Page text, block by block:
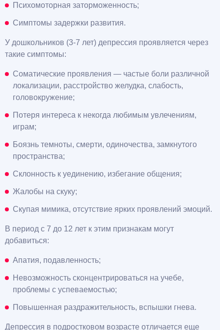
Психомоторная заторможенность;
Симптомы задержки развития.
У дошкольников (3-7 лет) депрессия проявляется через
такие симптомы:
Соматические проявления — частые боли различной
локализации, расстройство желудка, слабость,
головокружение;
Потеря интереса к некогда любимым увлечениям,
играм;
Боязнь темноты, смерти, одиночества, замкнутого
пространства;
Склонность к уединению, избегание общения;
Жалобы на скуку;
Скупая мимика, отсутствие ярких проявлений эмоций.
В период с 7 до 12 лет к этим признакам могут
добавиться:
Апатия, подавленность;
Невозможность сконцентрироваться на учебе,
проблемы с успеваемостью;
Повышенная раздражительность, вспышки гнева.
Депрессия в подростковом возрасте отличается еще